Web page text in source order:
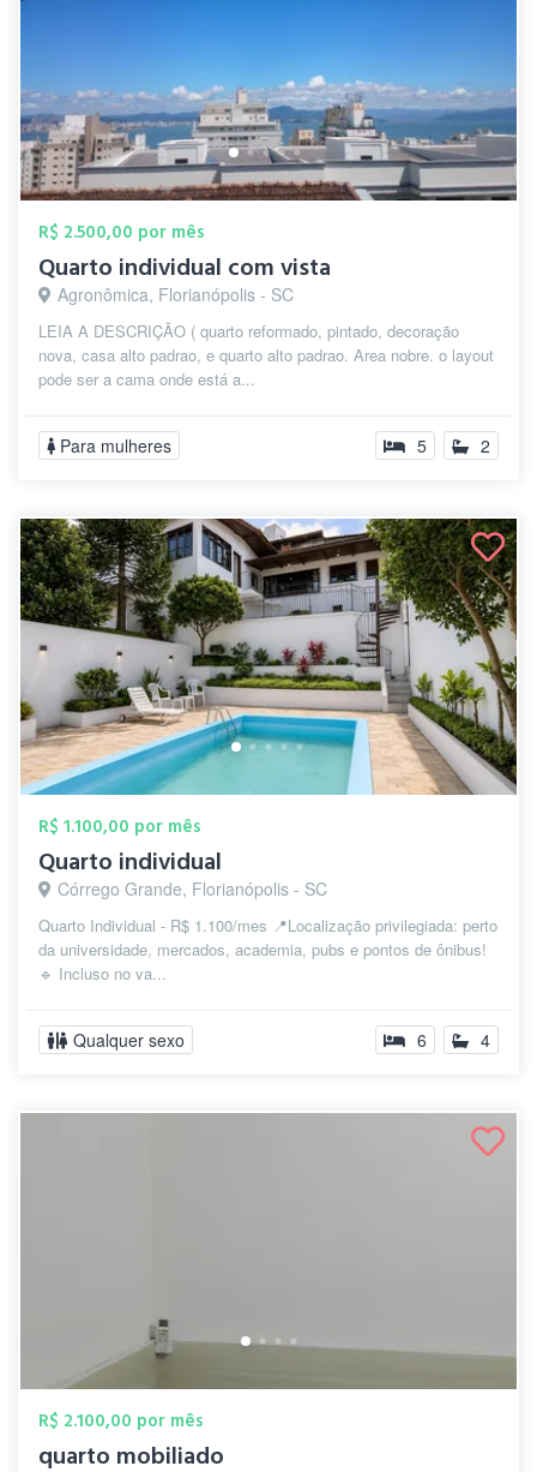
R$ 2.500,00 por mês
Quarto individual com vista
Agronômica, Florianópolis - SC
LEIA A DESCRIÇÃO ( quarto reformado, pintado, decoração
nova, casa alto padrao, e quarto alto padrao. Area nobre. o layout
pode ser a cama onde está a...
Para mulheres 5 2
R$ 1.100,00 por mês
Quarto individual
Córrego Grande, Florianópolis - SC
Quarto Individual - R$ 1.100/mes 📍Localização privilegiada: perto
da universidade, mercados, academia, pubs e pontos de ônibus!
🔹 Incluso no va...
Qualquer sexo 6 4
R$ 2.100,00 por mês
quarto mobiliado